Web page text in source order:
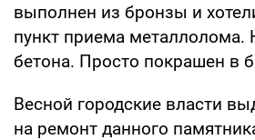
выполнен из бронзы и
пункт приема металлолома.
бетона. Просто покрашен в
Весной городские власти
на ремонт данного